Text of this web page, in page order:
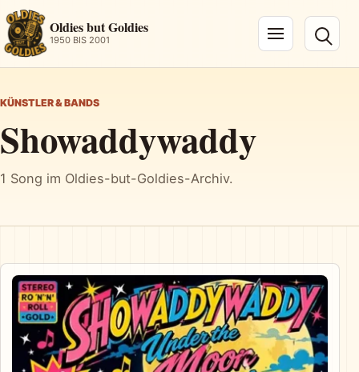
Oldies but Goldies
1950 BIS 2001
Navigation öffnen
KÜNSTLER & BANDS
Showaddywaddy
1 Song im Oldies-but-Goldies-Archiv.